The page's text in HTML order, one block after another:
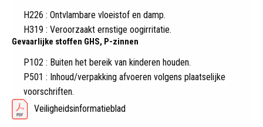
H226 : Ontvlambare vloeistof en damp.
H319 : Veroorzaakt ernstige oogirritatie.
Gevaarlijke stoffen GHS, P-zinnen
P102 : Buiten het bereik van kinderen houden.
P501 : Inhoud/verpakking afvoeren volgens plaatselijke
voorschriften.
Veiligheidsinformatieblad